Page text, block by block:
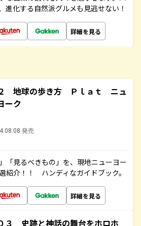
進化する自然派グルメも見逃せない！
詳細を見る
地球の歩き方 Ｐｌａｔ ニュ
ーク
発売
「見るべきもの」を、現地ニューヨー
紹介！！ ハンディなガイドブック。
詳細を見る
３ 史跡と神話の舞台をホロホ